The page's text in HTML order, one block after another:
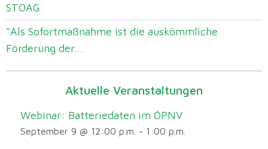
STOAG
“Als Sofortmaßnahme ist die auskömmliche
Förderung der...
Aktuelle Veranstaltungen
Webinar: Batteriedaten im ÖPNV
September 9 @ 12:00 p.m. - 1:00 p.m.